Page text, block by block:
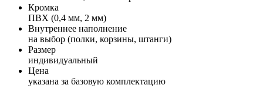
Кромка
ПВХ (0,4 мм, 2 мм)
Внутреннее наполнение
на выбор (полки, корзины, штанги)
Размер
индивидуальный
Цена
указана за базовую комплектацию